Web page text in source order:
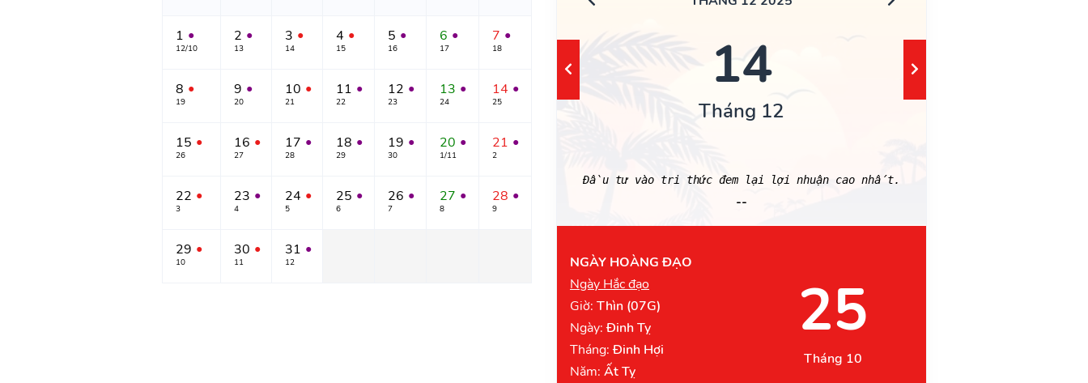
1 ●
12/10
2 ●
13
3 ●
14
4 ●
15
5 ●
16
6 ●
17
7 ●
18
8 ●
19
9 ●
20
10 ●
21
11 ●
22
12 ●
23
13 ●
24
14 ●
25
15 ●
26
16 ●
27
17 ●
28
18 ●
29
19 ●
30
20 ●
1/11
21 ●
2
22 ●
3
23 ●
4
24 ●
5
25 ●
6
26 ●
7
27 ●
8
28 ●
9
29 ●
10
30 ●
11
31 ●
12
14
Tháng 12
Đầu tư vào tri thức đem lại lợi nhuận cao nhất.
--
NGÀY HOÀNG ĐẠO
Ngày Hắc đạo
Giờ: Thìn (07G)
Ngày: Đinh Tỵ
Tháng: Đinh Hợi
Năm: Ất Tỵ
25
Tháng 10